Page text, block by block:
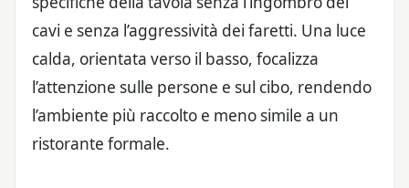
cavi e senza l’aggressività dei faretti. Una luce
calda, orientata verso il basso, focalizza
l’attenzione sulle persone e sul cibo, rendendo
l’ambiente più raccolto e meno simile a un
ristorante formale.